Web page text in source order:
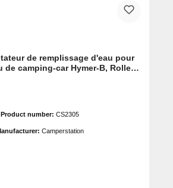
de remplissage d'eau pour
de camping-car Hymer-B, Roller-
Product number: CS2305
Camperstation